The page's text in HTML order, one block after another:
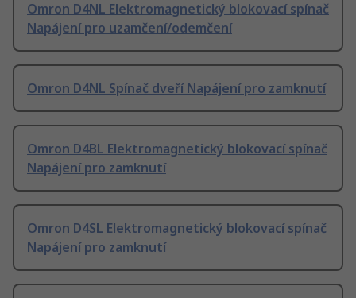
Omron D4NL Elektromagnetický blokovací spínač
Napájení pro uzamčení/odemčení
Omron D4NL Spínač dveří Napájení pro zamknutí
Omron D4BL Elektromagnetický blokovací spínač
Napájení pro zamknutí
Omron D4SL Elektromagnetický blokovací spínač
Napájení pro zamknutí